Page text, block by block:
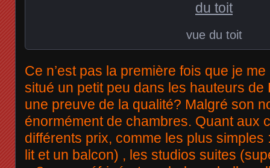
vue du toit
Ce n’est pas la première fois que je
situé un petit peu dans les hauteurs de
une preuve de la qualité? Malgré son
énormément de chambres. Quant aux
différents prix, comme les plus
lit et un balcon) , les studios suites